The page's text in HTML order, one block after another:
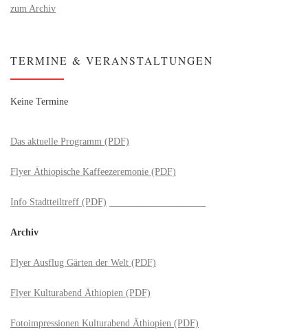
zum Archiv
TERMINE & VERANSTALTUNGEN
Keine Termine
Das aktuelle Programm (PDF)
Flyer Äthiopische Kaffeezeremonie (PDF)
Info Stadtteiltreff (PDF)
Archiv
Flyer Ausflug Gärten der Welt (PDF)
Flyer Kulturabend Äthiopien (PDF)
Fotoimpressionen Kulturabend Äthiopien (PDF)